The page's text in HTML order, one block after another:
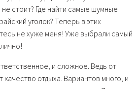
стоит? Где найти самые шумные
уголок? Теперь в этих
не хуже меня! Уже выбрали самый
и сложное. Ведь от
качество отдыха. Вариантов много, и